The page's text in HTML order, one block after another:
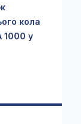
кола
1000 у